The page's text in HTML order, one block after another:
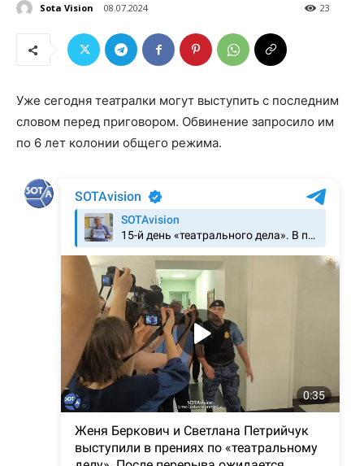
Sota Vision 08.07.2024 23
Уже сегодня театралки могут выступить с последним
словом перед приговором. Обвинение запросило им
по 6 лет колонии общего режима.